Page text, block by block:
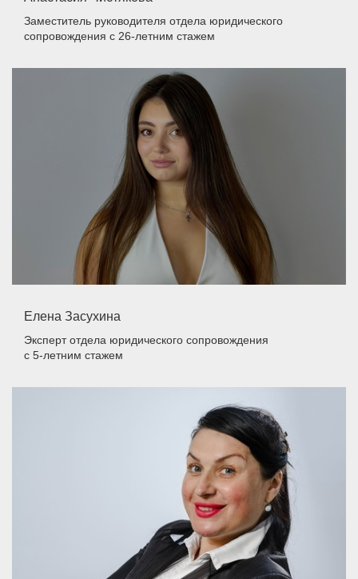
Заместитель руководителя отдела юридического
сопровождения с 26-летним стажем
Елена Засухина
Эксперт отдела юридического сопровождения
с 5-летним стажем